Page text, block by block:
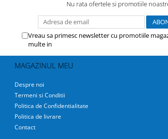
Nu rata ofertele si promotiile
Vreau sa primesc newsletter cu promotiile
multe in
MAGAZINUL MEU
Despre noi
Termeni si Conditii
Politica de Confidentialitate
Politica de livrare
Contact